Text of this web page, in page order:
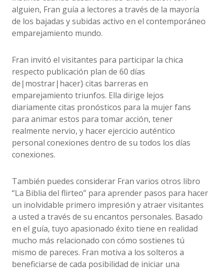
alguien, Fran guía a lectores a través de la mayoría
de los bajadas y subidas activo en el contemporáneo
emparejamiento mundo.
Fran invitó el visitantes para participar la chica
respecto publicación plan de 60 días
de|mostrar|hacer} citas barreras en
emparejamiento triunfos. Ella dirige lejos
diariamente citas pronósticos para la mujer fans
para animar estos para tomar acción, tener
realmente nervio, y hacer ejercicio auténtico
personal conexiones dentro de su todos los días
conexiones.
También puedes considerar Fran varios otros libro
“La Biblia del flirteo” para aprender pasos para hacer
un inolvidable primero impresión y atraer visitantes
a usted a través de su encantos personales. Basado
en el guía, tuyo apasionado éxito tiene en realidad
mucho más relacionado con cómo sostienes tú
mismo de pareces. Fran motiva a los solteros a
beneficiarse de cada posibilidad de iniciar una